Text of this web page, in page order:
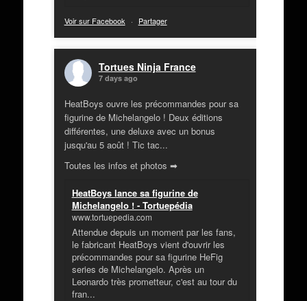
Voir sur Facebook · Partager
Tortues Ninja France
7 days ago
HeatBoys ouvre les précommandes pour sa
figurine de Michelangelo ! Deux éditions
différentes, une deluxe avec un bonus
jusqu'au 5 août ! Tic tac...
Toutes les infos et photos ➡
HeatBoys lance sa figurine de
Michelangelo ! - Tortuepédia
www.tortuepedia.com
Attendue depuis un moment par les fans,
le fabricant HeatBoys vient d'ouvrir les
précommandes pour sa figurine HeFig
series de Michelangelo. Après un
Leonardo très prometteur, c'est au tour du
fran...